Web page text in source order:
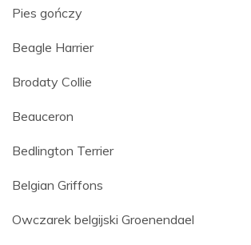
Pies gończy
Beagle Harrier
Brodaty Collie
Beauceron
Bedlington Terrier
Belgian Griffons
Owczarek belgijski Groenendael